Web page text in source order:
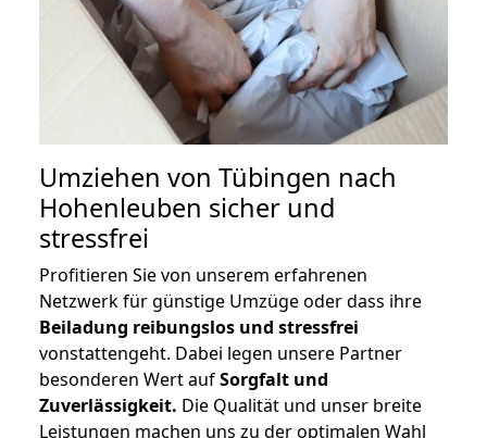
Umziehen von Tübingen nach
Hohenleuben sicher und
stressfrei
Profitieren Sie von unserem erfahrenen
Netzwerk für günstige Umzüge oder dass ihre
Beiladung reibungslos und stressfrei
vonstattengeht. Dabei legen unsere Partner
besonderen Wert aufSorgfalt und
Zuverlässigkeit. Die Qualität und unser breite
Leistungen machen uns zu der optimalen Wahl